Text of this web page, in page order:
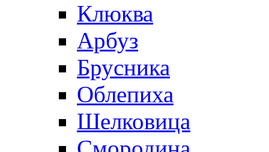
Клюква
Арбуз
Брусника
Облепиха
Шелковица